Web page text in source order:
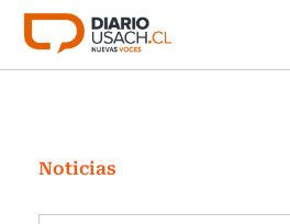
Click acá para ir directamente al
Investigación
Noticias